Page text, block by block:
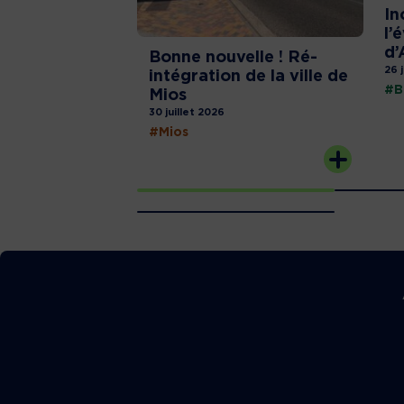
Bonne nouvelle ! Ré-
intégration de la ville de
Mios
30 juillet 2026
#Mios
26